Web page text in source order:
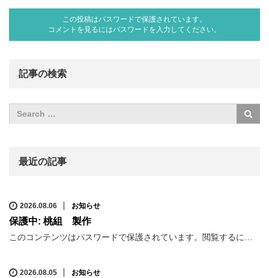
この投稿はパスワードで保護されています。
コメントを見るにはパスワードを入力してください。
記事の検索
最近の記事
2026.08.06 お知らせ
保護中: 桃組 製作
このコンテンツはパスワードで保護されています。閲覧するに…
2026.08.05 お知らせ